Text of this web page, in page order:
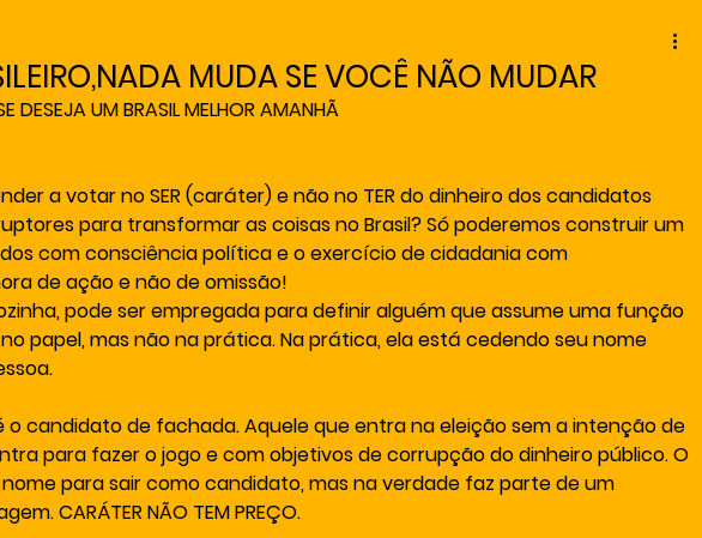
Lideranca
MUDA SE VOCÊ NÃO MUDAR
DESEJA UM BRASIL MELHOR AMANHÃ
a votar no SER (caráter) e não no TER do dinheiro dos candidatos
para transformar as coisas no Brasil? Só poderemos construir um
com consciência política e o exercício de cidadania com
de ação e não de omissão!
pode ser empregada para definir alguém que assume uma função
papel, mas não na prática. Na prática, ela está cedendo seu nome
o candidato de fachada. Aquele que entra na eleição sem a intenção de
para fazer o jogo e com objetivos de corrupção do dinheiro público. O
para sair como candidato, mas na verdade faz parte de um
CARÁTER NÃO TEM PREÇO.